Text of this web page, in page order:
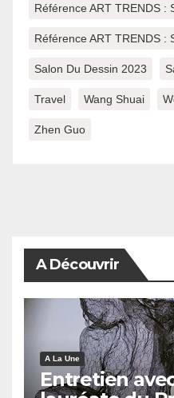
Référence ART TRENDS :
Référence ART TRENDS :
Salon Du Dessin 2023
Travel Wang Shuai
Zhen Guo
A Découvrir
A La Une
Entretien